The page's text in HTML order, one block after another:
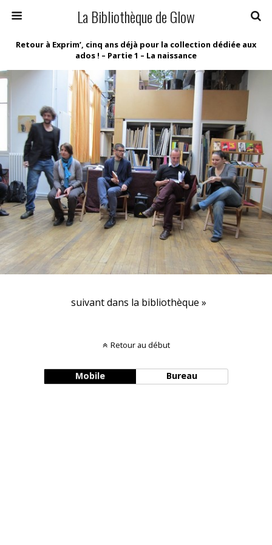
La Bibliothèque de Glow
Retour à Exprim’, cinq ans déjà pour la collection dédiée aux
ados ! – Partie 1 – La naissance
suivant dans la bibliothèque »
Retour au début
Mobile Bureau